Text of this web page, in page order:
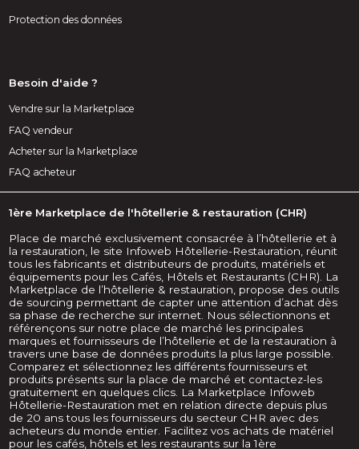
Protection des données
Besoin d'aide ?
Vendre sur la Marketplace
FAQ vendeur
Acheter sur la Marketplace
FAQ acheteur
1ère Marketplace de l'hôtellerie & restauration (CHR)
Place de marché exclusivement consacrée à l’hôtellerie et à
la restauration, le site Infoweb Hôtellerie-Restauration, réunit
tous les fabricants et distributeurs de produits, matériels et
équipements pour les Cafés, Hôtels et Restaurants (CHR). La
Marketplace de l’hôtellerie & restauration, propose des outils
de sourcing permettant de capter une attention d’achat dès
sa phase de recherche sur internet. Nous sélectionnons et
référençons sur notre place de marché les principales
marques et fournisseurs de l’hôtellerie et de la restauration à
travers une base de données produits la plus large possible.
Comparez et sélectionnez les différents fournisseurs et
produits présents sur la place de marché et contactez-les
gratuitement en quelques clics. La Marketplace Infoweb
Hôtellerie-Restauration met en relation directe depuis plus
de 20 ans tous les fournisseurs du secteur CHR avec des
acheteurs du monde entier. Facilitez vos achats de matériel
pour les cafés, hôtels et les restaurants sur la 1ère